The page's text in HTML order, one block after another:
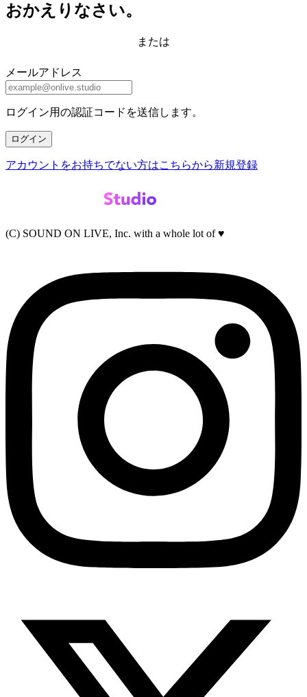
おかえりなさい。
または
メールアドレス
ログイン用の認証コードを送信します。
ログイン
アカウントをお持ちでない方はこちらから新規登録
(C) SOUND ON LIVE, Inc. with a whole lot of ♥